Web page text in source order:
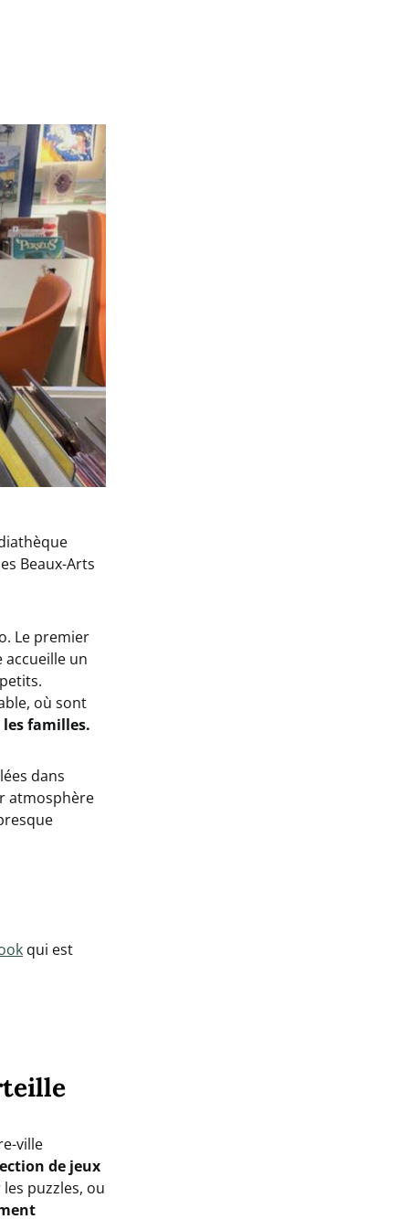
Beaux-Arts
Le premier
accueille un
où sont
familles.
dans
atmosphère
qui est
ville
de jeux
puzzles, ou